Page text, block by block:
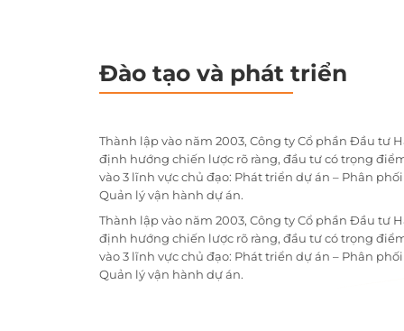
Đào tạo và phát triển
Thành lập vào năm 2003, Công ty Cổ phần Đầu tư
định hướng chiến lược rõ ràng, đầu tư có trọng
vào 3 lĩnh vực chủ đạo: Phát triển dự án – Phân
Quản lý vận hành dự án.
Thành lập vào năm 2003, Công ty Cổ phần Đầu tư
định hướng chiến lược rõ ràng, đầu tư có trọng
vào 3 lĩnh vực chủ đạo: Phát triển dự án – Phân
Quản lý vận hành dự án.